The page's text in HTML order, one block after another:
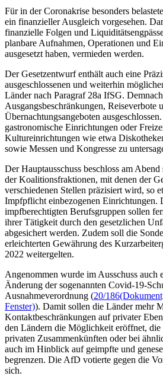
Für in der Coronakrise besonders
ein finanzieller Ausgleich vorgesehen.
finanzielle Folgen und
planbare Aufnahmen, Operationen und
ausgesetzt haben, vermieden werden.
Der Gesetzentwurf enthält auch eine
ausgeschlossenen und weiterhin
Länder nach Paragraf 28a IfSG.
Ausgangsbeschränkungen, Reiseverbote
Übernachtungsangeboten
gastronomische Einrichtungen oder
Kultureinrichtungen wie etwa
sowie Messen und Kongresse zu
Der Hauptausschuss beschloss am
der Koalitionsfraktionen, mit denen der
verschiedenen Stellen präzisiert wird, so
Impfpflicht einbezogenen Einrichtungen.
impfberechtigten Berufsgruppen sollen
ihrer Tätigkeit durch den gesetzlichen
abgesichert werden. Zudem soll die
erleichterten Gewährung des
2022 weitergelten.
Angenommen wurde im Ausschuss auch
Änderung der sogenannten Covid-19-
Ausnahmeverordnung (20/186
Fenster)). Damit sollen die Länder mehr
Kontaktbeschränkungen auf privater
den Ländern die Möglichkeit eröffnet, die
privaten Zusammenkünften oder bei
auch im Hinblick auf geimpfte und
begrenzen. Die AfD votierte gegen die
sich.